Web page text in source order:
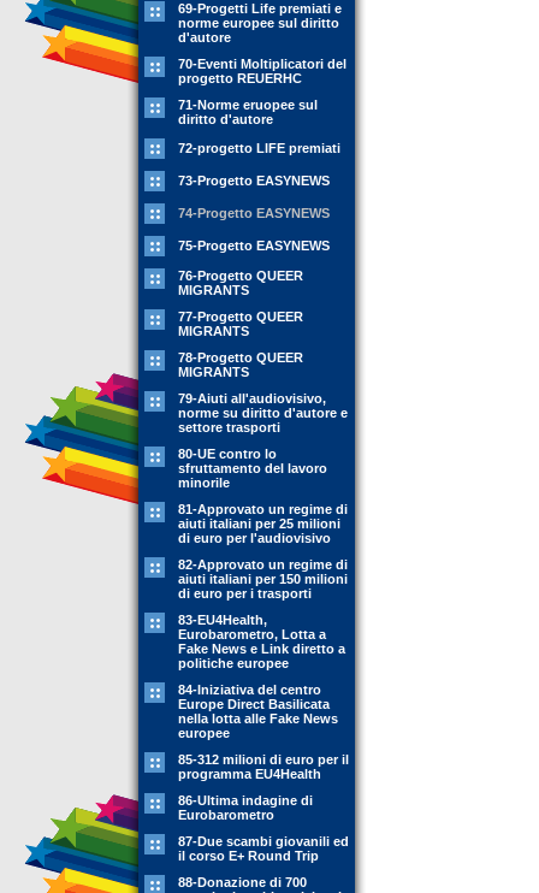
69-Progetti Life premiati e
norme europee sul diritto
d'autore
70-Eventi Moltiplicatori del
progetto REUERHC
71-Norme eruopee sul
diritto d'autore
72-progetto LIFE premiati
73-Progetto EASYNEWS
74-Progetto EASYNEWS
75-Progetto EASYNEWS
76-Progetto QUEER
MIGRANTS
77-Progetto QUEER
MIGRANTS
78-Progetto QUEER
MIGRANTS
79-Aiuti all'audiovisivo,
norme su diritto d'autore e
settore trasporti
80-UE contro lo
sfruttamento del lavoro
minorile
81-Approvato un regime di
aiuti italiani per 25 milioni
di euro per l'audiovisivo
82-Approvato un regime di
aiuti italiani per 150 milioni
di euro per i trasporti
83-EU4Health,
Eurobarometro, Lotta a
Fake News e Link diretto a
politiche europee
84-Iniziativa del centro
Europe Direct Basilicata
nella lotta alle Fake News
europee
85-312 milioni di euro per il
programma EU4Health
86-Ultima indagine di
Eurobarometro
87-Due scambi giovanili ed
il corso E+ Round Trip
88-Donazione di 700